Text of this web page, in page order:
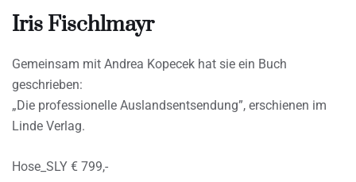
Iris Fischlmayr
Gemeinsam mit Andrea Kopecek hat sie ein Buch
geschrieben:
„Die professionelle Auslandsentsendung”, erschienen im
Linde Verlag.
Hose_SLY € 799,-